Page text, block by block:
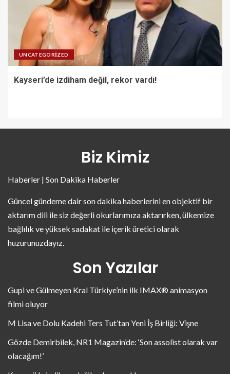
UNCATEGORIZED
Kayseri’de izdiham değil, rekor vardı!
Biz Kimiz
Haberler | Son Dakika Haberler
Güncel gündeme dair son dakika haberlerini en objektif bir
aktarım dili ile siz değerli okurlarımıza aktarırken, ülkemize
bağlılık ve yüksek sadakat ile içerik üretici olarak
huzurunuzdayız.
Son Yazılar
Gupi ve Gülmeyen Kral Türkiye’nin ilk IMAX® animasyon
filmi oluyor
M Lisa ve Dolu Kadehi Ters Tut’tan Yeni İş Birliği: Vişne
Gözde Demirbilek, NR1 Magazin’de: ‘Son assolist olarak var
olacağım!’